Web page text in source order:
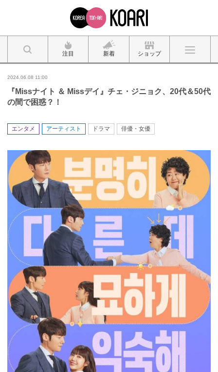
注目 新着 ショップ
2024.06.08 11:00
『Missナイト ＆ Missデイ』チェ・ジニョク、20代＆50代
の間で困惑？！
エンタメ アーティスト ドラマ 俳優・女優